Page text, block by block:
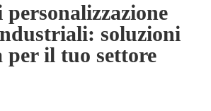
soluzioni
il tuo settore